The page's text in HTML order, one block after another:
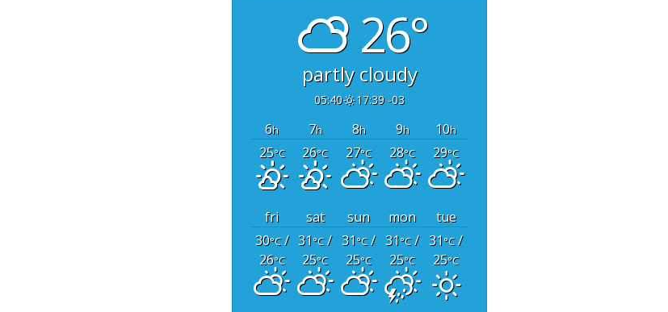
26°
partly cloudy
05:40 17:39 -03
6h 7h 8h 9h 10h
25°C 26°C 27°C 28°C 29°C
fri sat sun mon
tue
30°C/
26°C
31°C/
25°C
31°C/
25°C
31°C/
25°C
31°C/
25°C